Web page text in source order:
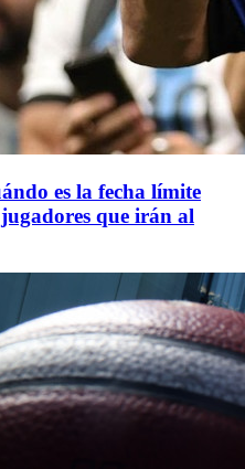
es la fecha límite
que irán al